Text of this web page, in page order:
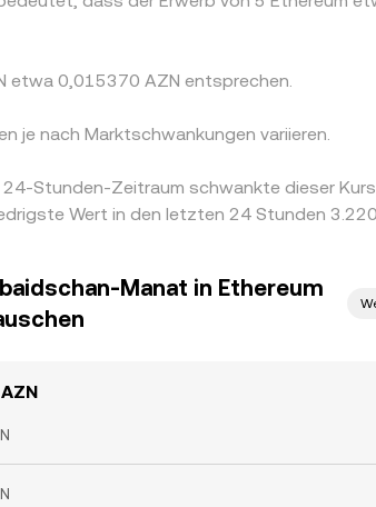
etwa 0,015370 AZN entsprechen.
je nach Marktschwankungen variieren.
Stunden-Zeitraum schwankte dieser
Wert in den letzten 24 Stunden
Manat in Ethereum
AZN